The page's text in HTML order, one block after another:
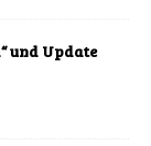
und Update